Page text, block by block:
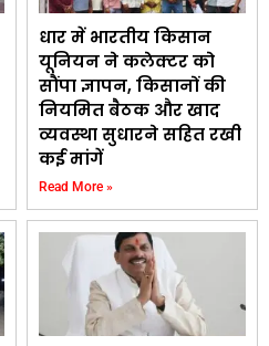
धार में भारतीय किसान
यूनियन ने कलेक्टर को
सौंपा ज्ञापन, किसानों की
नियमित बैठक और खाद
व्यवस्था सुधारने सहित रखी
कई मांगें
Read More »